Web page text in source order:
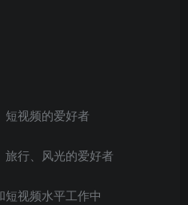
短视频的爱好者
行、风光的爱好者
短视频水平工作中